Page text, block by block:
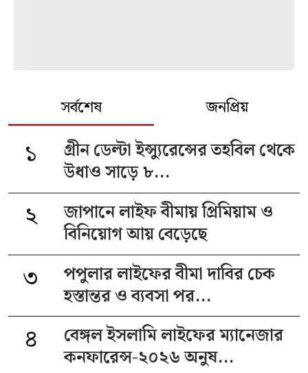
সর্বশেষ জনপ্রিয়
১
গ্রীন ডেল্টা ইন্স্যুরেন্সের তহবিল থেকে
উধাও সাড়ে ৮...
২
জাপানে লাইফ বীমায় প্রিমিয়াম ও
বিনিয়োগ আয় বেড়েছে
৩
পপুলার লাইফের বীমা দাবির চেক
হস্তান্তর ও ব্যবসা পর...
৪
বেঙ্গল ইসলামি লাইফের ম্যানেজার
কনফারেন্স-২০২৬ অনুষ...